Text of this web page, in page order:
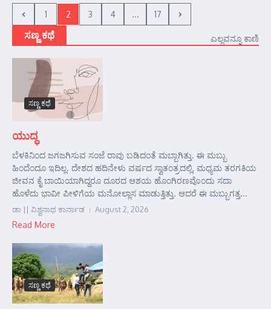
1 2 3 4 ... 17
ಸಣ್ಣ ಕಥೆ ಎಲ್ಲವನ್ನೂ ಕಾಣಿ
ಸಣ್ಣ ಕಥೆ
ಯುದ್ಧ
ಬೆಳಕಿನಿಂದ ಜಗಜಗಿಸುವ ಸಂಜೆ ರಾವು ಬಡಿದಂತೆ ಮಬ್ಬಾಗಿತ್ತು. ಈ ಮಬ್ಬು
ಹಿಂದೆಂದೂ ಇದಿಲ್ಲ. ದೇಶದ ಹದಿನೇಳು ವರ್ಷದ ಸ್ವಾತಂತ್ರದಲ್ಲಿ, ಮಧ್ಯಮ ತರಗತಿಯ
ಜೀವನ ಕೈ ಬಾಯಿಯಾಗಿದ್ದರೂ ದೂರದ ಆಶಯ ಹೊಂಗಿರಣವೊಂದು ಸದಾ
ಹೊಳೆದು ಭಾವೀ ಪೀಳಿಗೆಯ ಮನೋಲ್ಲಾಸ ಮಾಡುತ್ತಿತ್ತು. ಆದರೆ ಈ ಮಬ್ಬುಗತ್ತ...
ಡಾ || ವಿಶ್ವನಾಥ ಕಾರ್ನಾಡ August 2, 2026
Read More
ಸಣ್ಣ ಕಥೆ